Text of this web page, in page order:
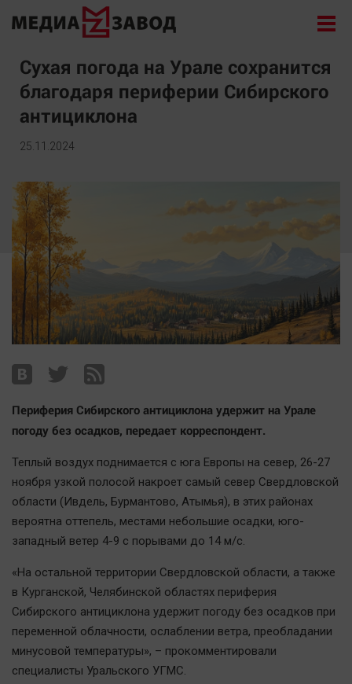
Новости
Экономика
Происшествия
Общество
Культура
Здоровье
Спорт
Курилка
Поиск
Архив
Наша победа
Политика
Экономика
Происшествия
Здоровье
Культура
Курилка
Спорт
Технологии
Отраслевые темы
Hедвижимость
Сухая погода на Урале сохранится
благодаря периферии Сибирского
антициклона
25.11.2024
Периферия Сибирского антициклона удержит на Урале
погоду без осадков, передает корреспондент.
Теплый воздух поднимается с юга Европы на север, 26-27
ноября узкой полосой накроет самый север Свердловской
области (Ивдель, Бурмантово, Атымья), в этих районах
вероятна оттепель, местами небольшие осадки, юго-
западный ветер 4-9 с порывами до 14 м/с.
«На остальной территории Свердловской области, а также
в Курганской, Челябинской областях периферия
Сибирского антициклона удержит погоду без осадков при
переменной облачности, ослаблении ветра, преобладании
минусовой температуры», – прокомментировали
специалисты Уральского УГМС.